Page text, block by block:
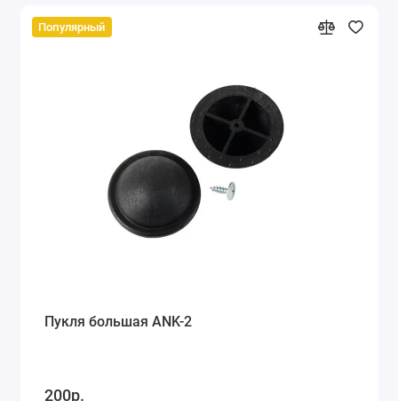
Популярный
Пукля большая ANK-2
200р.